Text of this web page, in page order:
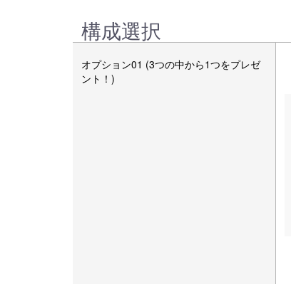
構成選択
オプション01 (3つの中から1つをプレゼ
ント！)